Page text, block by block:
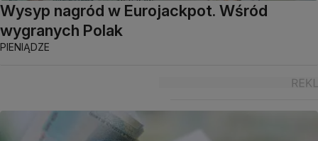
Wysyp nagród w Eurojackpot. Wśród
wygranych Polak
PIENIĄDZE